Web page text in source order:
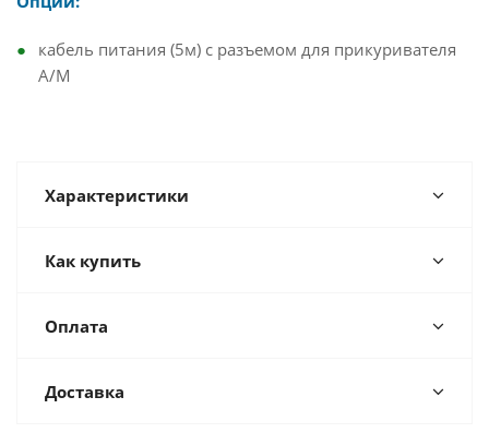
кабель питания (5м) с разъемом для прикуривателя
А/М
Характеристики
Как купить
Оплата
Доставка